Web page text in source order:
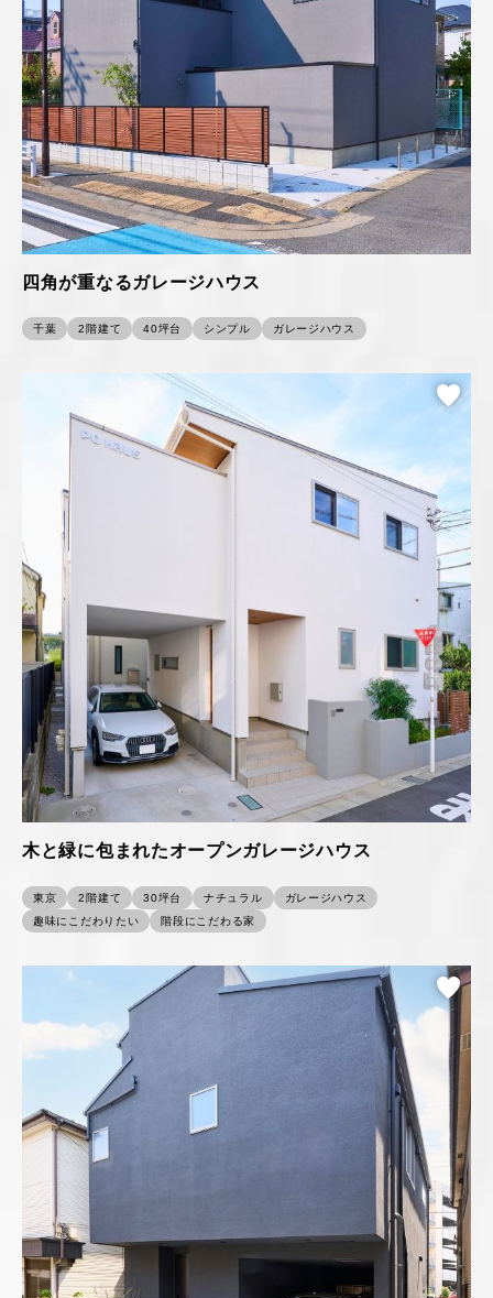
四角が重なるガレージハウス
千葉 2階建て 40坪台 シンプル ガレージハウス
木と緑に包まれたオープンガレージハウス
東京 2階建て 30坪台 ナチュラル
ガレージハウス
趣味にこだわりたい
階段にこだわる家